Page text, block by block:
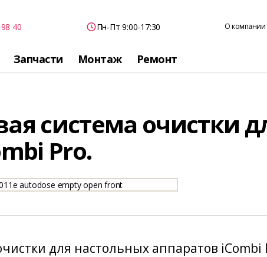
40 Пн-Пт 9:00-17:30 О компании
Запчасти Монтаж Ремонт
система очистки
Pro.
для настольных аппаратов iCombi